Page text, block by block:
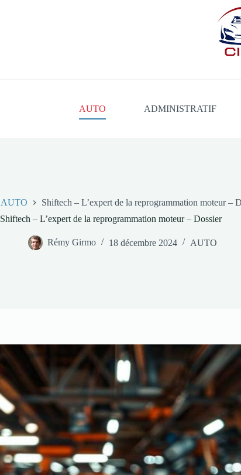
AUTO ADMINISTRATIF
AUTO
Shiftech – L’expert de la reprogrammation moteur –
Shiftech – L’expert de la reprogrammation moteur – Dossier
Rémy Girmo 18 décembre 2024 AUTO